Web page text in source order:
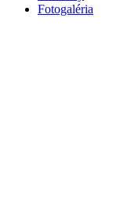
Fotogaléria